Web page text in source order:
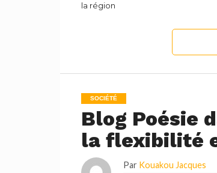
la région
SOCIÉTÉ
Blog Poésie
la flexibilité
Par Kouakou Jacques